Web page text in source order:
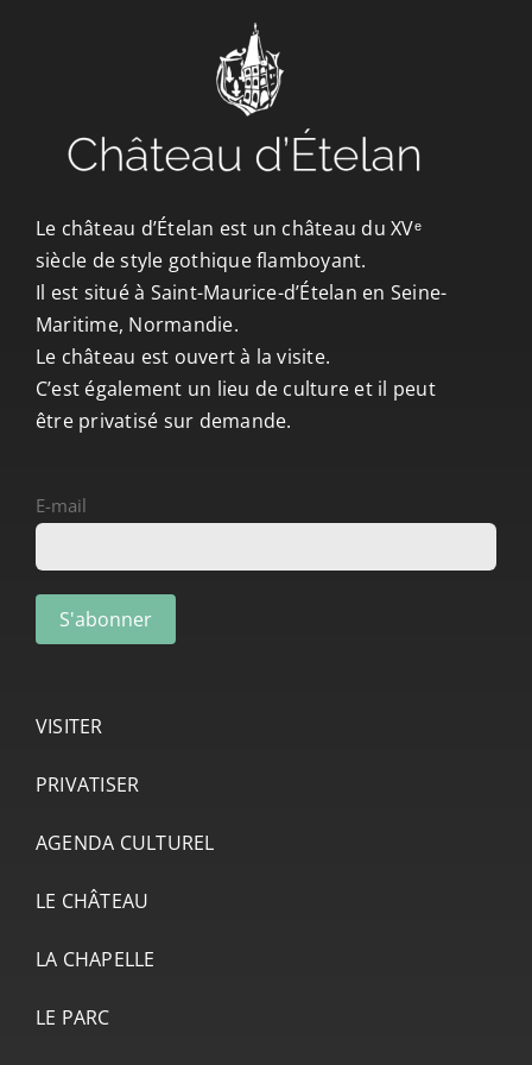
Le château d’Ételan est un château du XVᵉ
siècle de style gothique flamboyant.
Il est situé à Saint-Maurice-d’Ételan en Seine-
Maritime, Normandie.
Le château est ouvert à la visite.
C’est également un lieu de culture et il peut
être privatisé sur demande.
E-mail
VISITER
PRIVATISER
AGENDA CULTUREL
LE CHÂTEAU
LA CHAPELLE
LE PARC